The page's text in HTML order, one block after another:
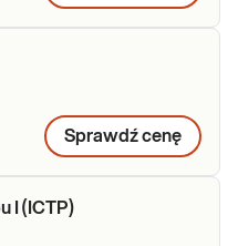
Sprawdź cenę
I (ICTP)